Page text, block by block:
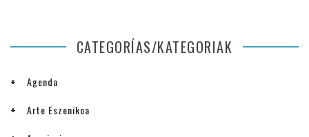
CATEGORÍAS/KATEGORIAK
Agenda
Arte Eszenikoa